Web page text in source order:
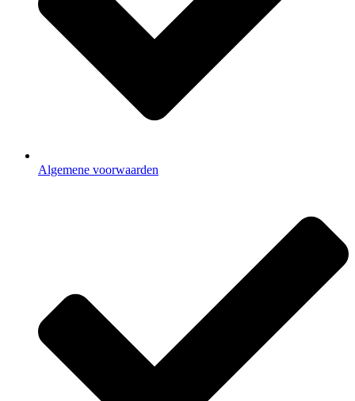
Algemene voorwaarden